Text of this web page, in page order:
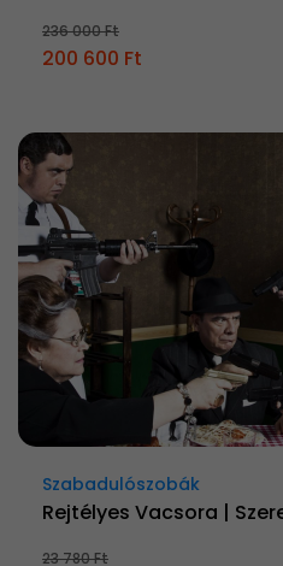
236 000 Ft
200 600 Ft
Szabadulószobák
Rejtélyes Vacsora |
23 780 Ft